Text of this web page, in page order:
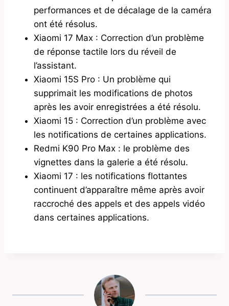
performances et de décalage de la caméra
ont été résolus.
Xiaomi 17 Max : Correction d’un problème
de réponse tactile lors du réveil de
l’assistant.
Xiaomi 15S Pro : Un problème qui
supprimait les modifications de photos
après les avoir enregistrées a été résolu.
Xiaomi 15 : Correction d’un problème avec
les notifications de certaines applications.
Redmi K90 Pro Max : le problème des
vignettes dans la galerie a été résolu.
Xiaomi 17 : les notifications flottantes
continuent d’apparaître même après avoir
raccroché des appels et des appels vidéo
dans certaines applications.